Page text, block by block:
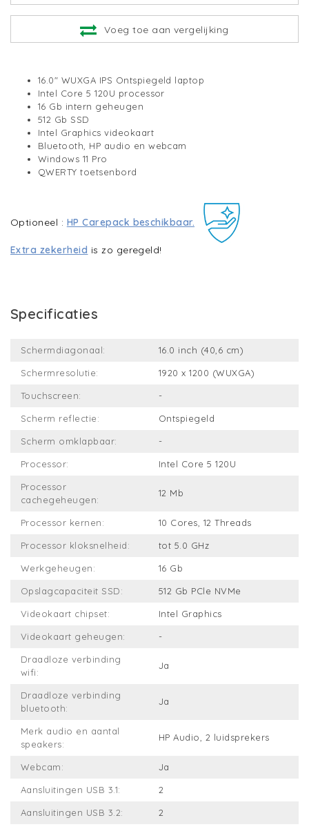
Voeg toe aan vergelijking
16.0" WUXGA IPS Ontspiegeld laptop
Intel Core 5 120U processor
16 Gb intern geheugen
512 Gb SSD
Intel Graphics videokaart
Bluetooth, HP audio en webcam
Windows 11 Pro
QWERTY toetsenbord
Optioneel : HP Carepack beschikbaar.
Extra zekerheid is zo geregeld!
Specificaties
Schermdiagonaal: 16.0 inch (40,6 cm)
Schermresolutie: 1920 x 1200 (WUXGA)
Touchscreen: -
Scherm reflectie: Ontspiegeld
Scherm omklapbaar: -
Processor: Intel Core 5 120U
Processor
cachegeheugen:
12 Mb
Processor kernen: 10 Cores, 12 Threads
Processor kloksnelheid: tot 5.0 GHz
Werkgeheugen: 16 Gb
Opslagcapaciteit SSD: 512 Gb PCle NVMe
Videokaart chipset: Intel Graphics
Videokaart geheugen: -
Draadloze verbinding
wifi:
Ja
Draadloze verbinding
bluetooth:
Ja
Merk audio en aantal
speakers:
HP Audio, 2 luidsprekers
Webcam: Ja
Aansluitingen USB 3.1: 2
Aansluitingen USB 3.2: 2